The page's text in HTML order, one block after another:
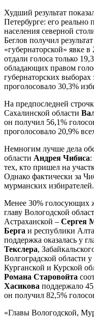
Худший результат
Петербурге: его реально
населения северной
Беглов получил
«губернаторской» явке
отдали голоса только
обладающих правом
губернаторских выборах
проголосовало 30,3%
На предпоследней
Сахалинской области
он получил 56,1%
проголосовало 20,9%
Немногим лучше дела
области Андрея Чибиса:
тех, кто пришел на
Однако фактически за
мурманских избирателей.
Менее 30% голосующих
главу Вологодской
Астраханской – Сергея
Берга и республики
поддержка оказалась у
Текслера,
Волгоградской области у
Курганской и Курской
Романа Старовойта
Хасикова поддержало
он получил 82,5%
«Главы Вологодской,